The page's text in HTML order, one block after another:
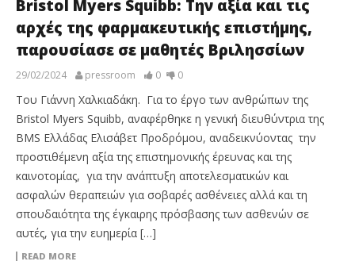
Bristol Myers Squibb: Την αξία και τις
αρχές της φαρμακευτικής επιστήμης,
παρουσίασε σε μαθητές Βριλησσίων
29/02/2024 pressroom 0 0
Του Γιάννη Χαλκιαδάκη. Για το έργο των ανθρώπων της
Bristol Myers Squibb, αναφέρθηκε η γενική διευθύντρια της
BMS Ελλάδας Ελισάβετ Προδρόμου, αναδεικνύοντας την
προστιθέμενη αξία της επιστημονικής έρευνας και της
καινοτομίας, για την ανάπτυξη αποτελεσματικών και
ασφαλών θεραπειών για σοβαρές ασθένειες αλλά και τη
σπουδαιότητα της έγκαιρης πρόσβασης των ασθενών σε
αυτές, για την ευημερία […]
READ MORE